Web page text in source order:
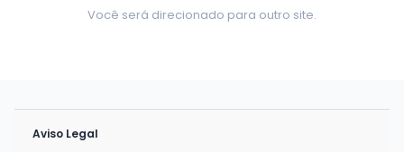
Você será direcionado para outro site.
Aviso Legal